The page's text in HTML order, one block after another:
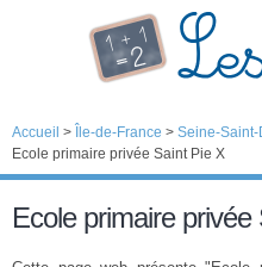
Accueil > Île-de-France > Seine-Saint-
Ecole primaire privée Saint Pie X
Ecole primaire privée